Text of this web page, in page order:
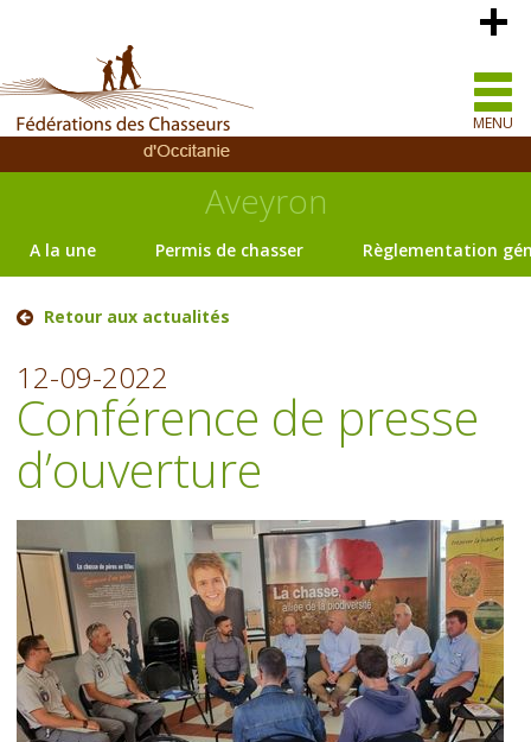
MENU
Aveyron
A la une Permis de chasser Règlementation
Retour aux actualités
12-09-2022
Conférence de presse
d’ouverture